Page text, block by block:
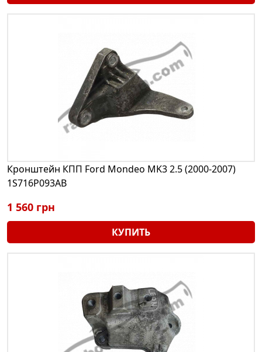
Кронштейн КПП Ford Mondeo MK3 2.5 (2000-2007)
1S716P093AB
1 560 грн
КУПИТЬ